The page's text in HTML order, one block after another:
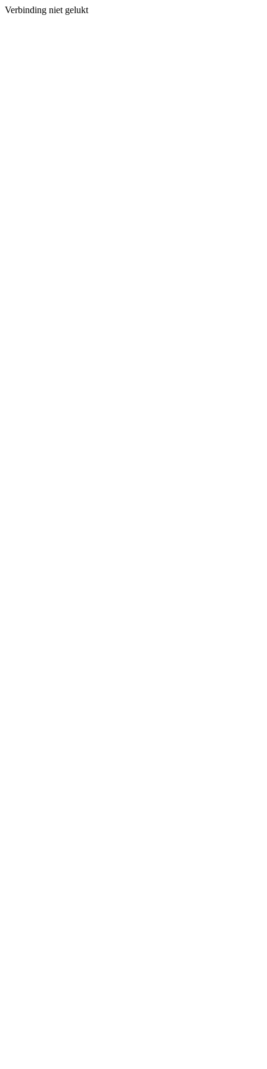
Verbinding niet gelukt